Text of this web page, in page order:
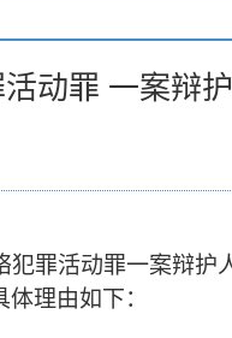
动罪 一案辩
犯罪活动罪一案辩护
体理由如下：